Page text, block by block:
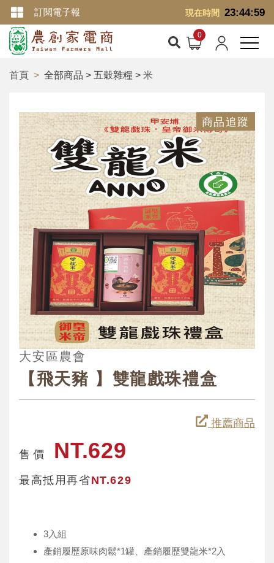
現在時間 23:44:59
訂閱電子報
首頁 全部商品 > 五穀雜糧 > 米
商品追蹤
大安區農會
【飛天豬 】雙龍戲珠禮盒
推薦商品
售 價 NT.629
最高抵用再省NT.629
3入組
產銷履歷原味肉鬆*1罐、產銷履歷雙龍米*2入